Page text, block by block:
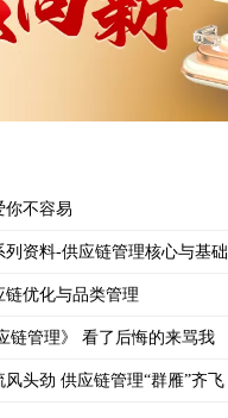
你不容易
资料-供应链管理核心与基础
链优化与品类管理
绝对的好东西 《供应链管理》 看了后悔的来骂我
头劲 供应链管理“群雁”齐飞